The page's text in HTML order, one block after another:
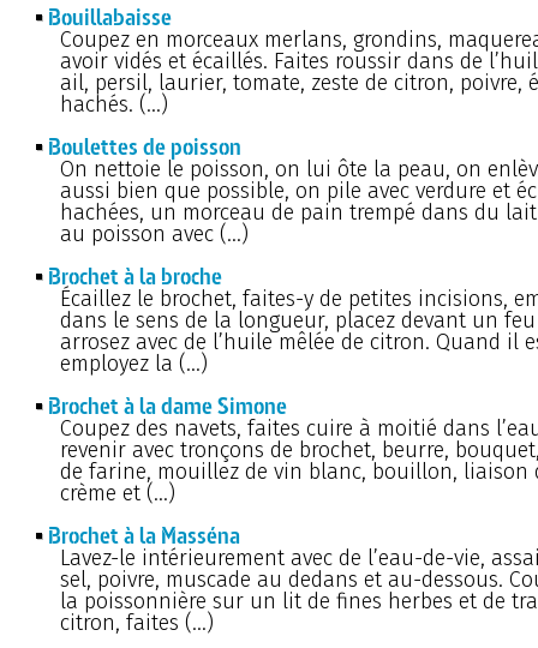
Bouillabaisse
Coupez en morceaux merlans, grondins,
avoir vidés et écaillés. Faites roussir dans de
ail, persil, laurier, tomate, zeste de citron, poivre,
hachés. (…)
Boulettes de poisson
On nettoie le poisson, on lui ôte la peau, on
aussi bien que possible, on pile avec verdure et
hachées, un morceau de pain trempé dans du
au poisson avec (…)
Brochet à la broche
Écaillez le brochet, faites-y de petites incisions,
dans le sens de la longueur, placez devant un
arrosez avec de l’huile mêlée de citron. Quand il
employez la (…)
Brochet à la dame Simone
Coupez des navets, faites cuire à moitié dans
revenir avec tronçons de brochet, beurre,
de farine, mouillez de vin blanc, bouillon, liaison
crème et (…)
Brochet à la Masséna
Lavez-le intérieurement avec de l’eau-de-vie,
sel, poivre, muscade au dedans et au-dessous.
la poissonnière sur un lit de fines herbes et de
citron, faites (…)